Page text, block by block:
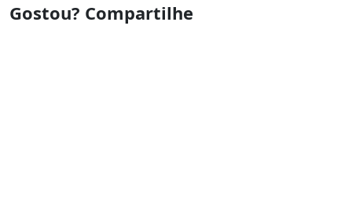
Gostou? Compartilhe